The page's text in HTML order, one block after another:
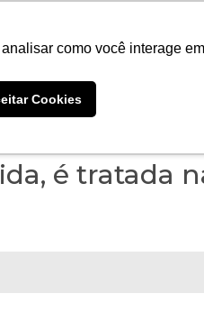
como você interage
Cookies
é tratada